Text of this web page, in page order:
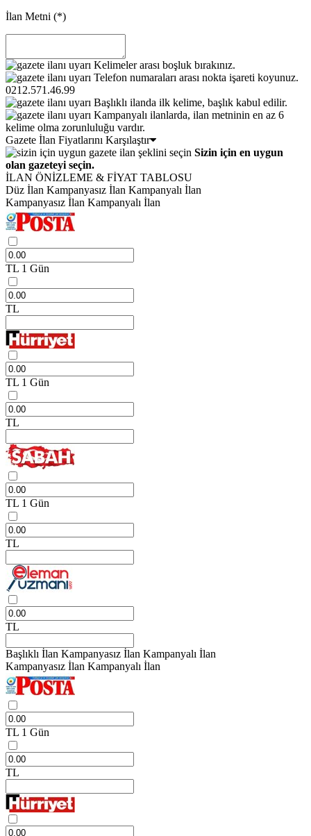
İlan Metni (*)
Kelimeler arası boşluk bırakınız.
Telefon numaraları arası nokta işareti koyunuz.
0212.571.46.99
Başlıklı ilanda ilk kelime, başlık kabul edilir.
Kampanyalı ilanlarda, ilan metninin en az 6
kelime olma zorunluluğu vardır.
Gazete İlan Fiyatlarını Karşılaştır
Sizin için en uygun
olan gazeteyi seçin.
İLAN ÖNİZLEME & FİYAT TABLOSU
Düz İlan Kampanyasız İlan Kampanyalı İlan
Kampanyasız İlan Kampanyalı İlan
TL 1 Gün
TL
TL 1 Gün
TL
TL 1 Gün
TL
TL
Başlıklı İlan Kampanyasız İlan Kampanyalı İlan
Kampanyasız İlan Kampanyalı İlan
TL 1 Gün
TL